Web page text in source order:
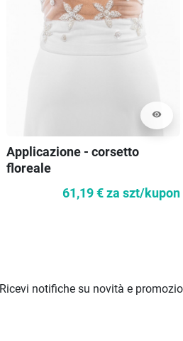
visibility
Applicazione - corsetto
floreale
61,19 €za szt/kupon
Ricevi notifiche su novità e